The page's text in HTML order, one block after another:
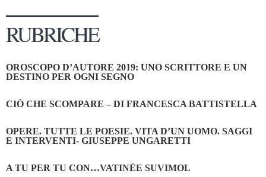
RUBRICHE
OROSCOPO D’AUTORE 2019: UNO SCRITTORE E UN
DESTINO PER OGNI SEGNO
CIÒ CHE SCOMPARE – DI FRANCESCA BATTISTELLA
OPERE. TUTTE LE POESIE. VITA D’UN UOMO. SAGGI
E INTERVENTI- GIUSEPPE UNGARETTI
A TU PER TU CON…VATINÈE SUVIMOL